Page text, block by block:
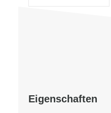
Eigenschaften